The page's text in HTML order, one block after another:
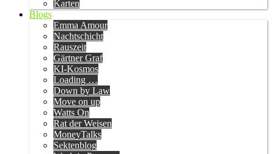
Karten
Blogs
Emma Amour
Nachtschicht
Rauszeit
Gärtner Graf
KI-Kosmos
Loading …
Down by Law
Move on up
Watts On
Rat der Weisen
MoneyTalks
Sektenblog